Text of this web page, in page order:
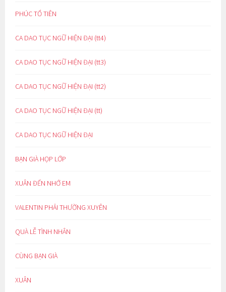
PHÚC TỔ TIÊN
CA DAO TỤC NGỮ HIỆN ĐẠI (tt4)
CA DAO TỤC NGỮ HIỆN ĐẠI (tt3)
CA DAO TỤC NGỮ HIỆN ĐẠI (tt2)
CA DAO TỤC NGỮ HIỆN ĐẠI (tt)
CA DAO TỤC NGỮ HIỆN ĐẠI
BẠN GIÀ HỌP LỚP
XUÂN ĐẾN NHỚ EM
VALENTIN PHẢI THƯỜNG XUYÊN
QUÀ LỄ TÌNH NHÂN
CÙNG BẠN GIÀ
XUÂN